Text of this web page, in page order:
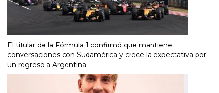
El titular de la Fórmula 1 confirmó que mantiene
conversaciones con Sudamérica y crece la expectativa por
un regreso a Argentina